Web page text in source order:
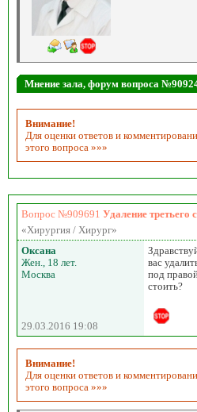
Мнение зала, форум вопроса
Внимание!
Для оценки ответов и
этого вопроса »»»
Вопрос №909691 Удаление третьего
«Хирургия / Хирург»
Оксана
Жен., 18 лет.
Москва
вас
под
стоить?
29.03.2016 19:08
Внимание!
Для оценки ответов и
этого вопроса »»»